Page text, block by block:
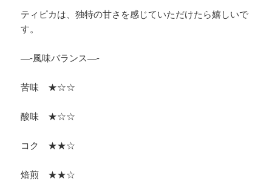
ティピカは、独特の甘さを感じていただけたら嬉しいで
す。
—-風味バランス—-
苦味 ★☆☆
酸味 ★☆☆
コク ★★☆
焙煎 ★★☆